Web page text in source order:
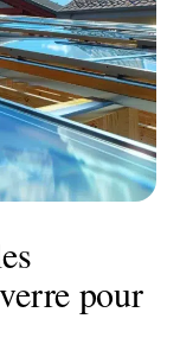
pour